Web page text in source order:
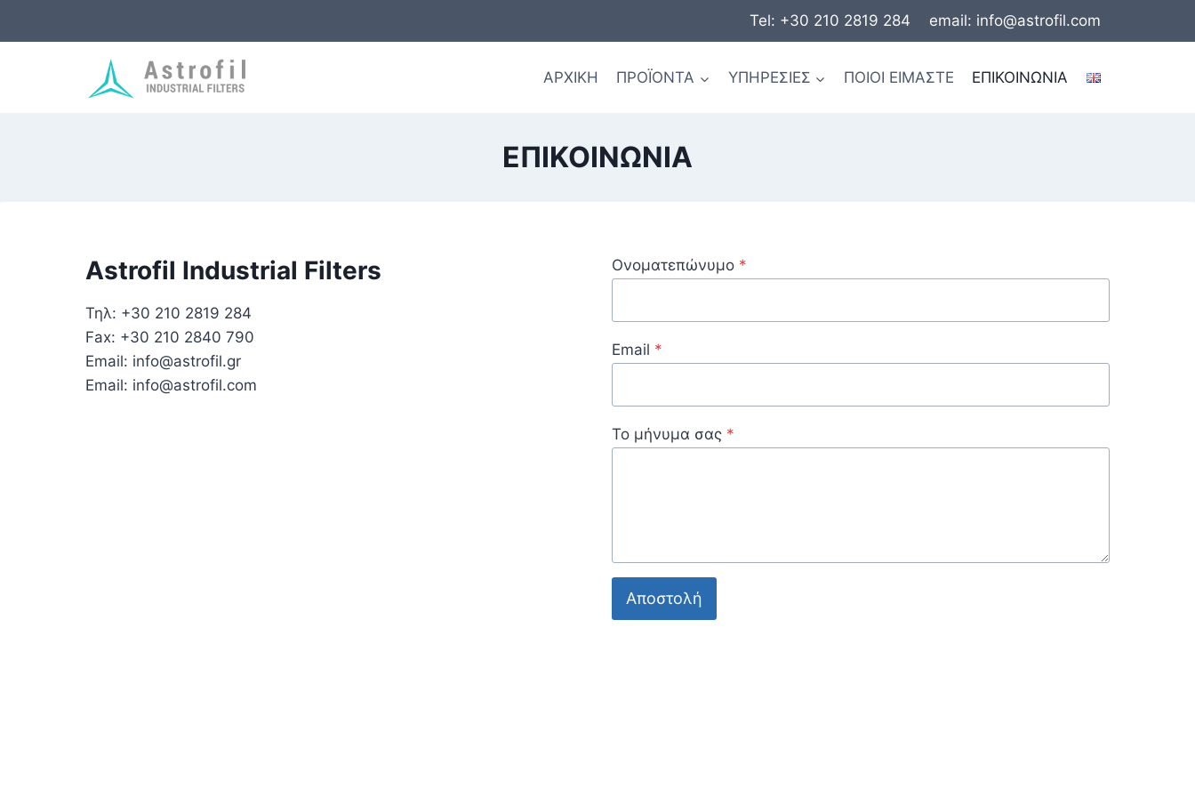
Tel: +30 210 2819 284 email: info@astrofil.com
ΑΡΧΙΚΗ ΠΡΟΪΟΝΤΑ ΥΠΗΡΕΣΙΕΣ ΠΟΙΟΙ ΕΙΜΑΣΤΕ ΕΠΙΚΟΙΝΩΝΙΑ
ΕΠΙΚΟΙΝΩΝΙΑ
Astrofil Industrial Filters
Τηλ: +30 210 2819 284
Fax: +30 210 2840 790
Email: info@astrofil.gr
Email: info@astrofil.com
Ονοματεπώνυμο *
Email *
Το μήνυμα σας *
Αποστολή